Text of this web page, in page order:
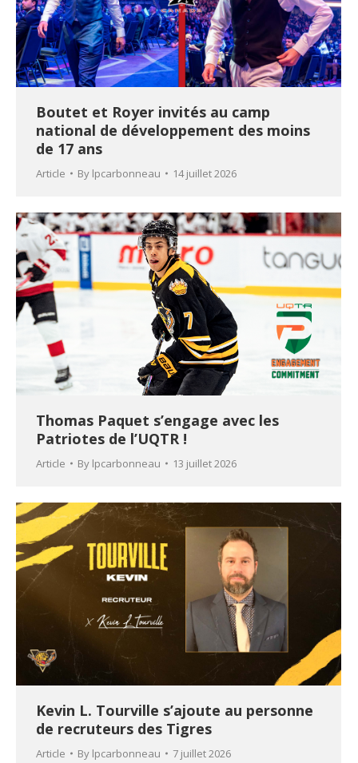
Boutet et Royer invités au camp
national de développement des moins
de 17 ans
Article By lpcarbonneau 14 juillet 2026
Thomas Paquet s’engage avec les
Patriotes de l’UQTR !
Article By lpcarbonneau 13 juillet 2026
Kevin L. Tourville s’ajoute au personne
de recruteurs des Tigres
Article By lpcarbonneau 7 juillet 2026